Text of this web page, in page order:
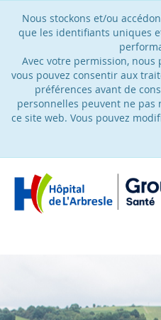
Nous stockons et/ou
que les identifiants uniques
Avec votre permission,
vous pouvez consentir aux
préférences avant de
personnelles peuvent ne pas
ce site web. Vous pouvez